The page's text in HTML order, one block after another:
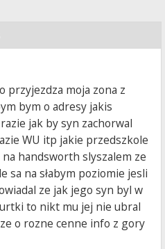
przyjezdza moja zona z
bym o adresy jakis
jak by syn zachorwal
WU itp jakie przedszkole
handsworth slyszalem ze
sa na słabym poziomie jesli
ze jak jego syn byl w
to nikt mu jej nie ubral
o rozne cenne info z gory